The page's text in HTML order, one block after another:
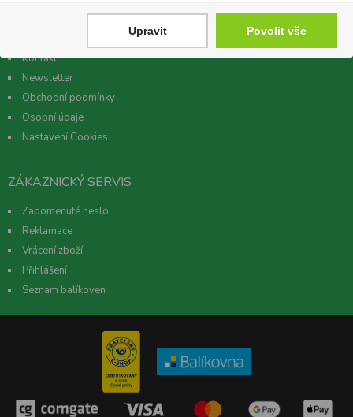
DŮLEŽITÉ INFORMACE
Kontakt
Newsletter
Obchodní podmínky
Osobní údaje
Nastavení Cookies
ZÁKAZNICKÝ SERVIS
Zapomenuté heslo
Reklamace
Vrácení zboží
Přihlášení
Seznam balíkoven
Upravit Povolit vše